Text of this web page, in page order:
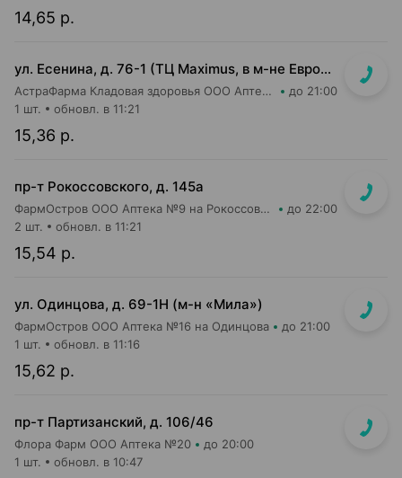
14,65 р.
ул. Есенина, д. 76-1 (ТЦ Maximus, в м-не Евроопт Super)
АстраФарма Кладовая здоровья ООО Аптека №9 до 21:00
15,36 р.
1 шт. обновл. в 11:21
пр-т Рокоссовского, д. 145а
ФармОстров ООО Аптека №9 на Рокоссовского до 22:00
15,54 р.
2 шт. обновл. в 11:21
ул. Одинцова, д. 69-1Н (м-н «Мила»)
ФармОстров ООО Аптека №16 на Одинцова до 21:00
15,62 р.
1 шт. обновл. в 11:16
пр-т Партизанский, д. 106/46
Флора Фарм ООО Аптека №20 до 20:00
1 шт. обновл. в 10:47